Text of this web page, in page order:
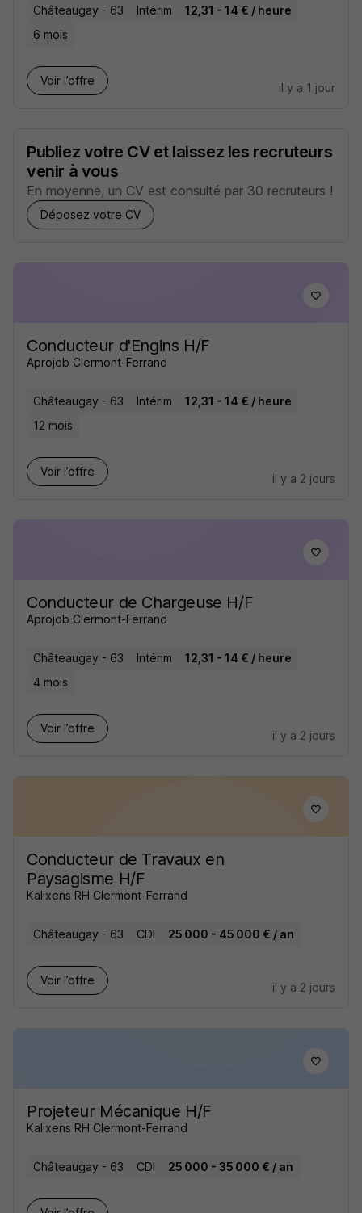
Châteaugay - 63 Intérim
12,31 - 14 € / heure
6 mois
Voir l’offre
il y a 1 jour
Publiez votre CV et laissez les recruteurs
venir à vous
En moyenne, un CV est consulté par 30 recruteurs !
Déposez votre CV
Conducteur d'Engins H/F
Aprojob Clermont-Ferrand
Châteaugay - 63 Intérim
12,31 - 14 € / heure
12 mois
Voir l’offre
il y a 2 jours
Conducteur de Chargeuse H/F
Aprojob Clermont-Ferrand
Châteaugay - 63 Intérim
12,31 - 14 € / heure
4 mois
Voir l’offre
il y a 2 jours
Conducteur de Travaux en
Paysagisme H/F
Kalixens RH Clermont-Ferrand
Châteaugay - 63 CDI 25 000 - 45 000 € / an
Voir l’offre
il y a 2 jours
Projeteur Mécanique H/F
Kalixens RH Clermont-Ferrand
Châteaugay - 63 CDI 25 000 - 35 000 € / an